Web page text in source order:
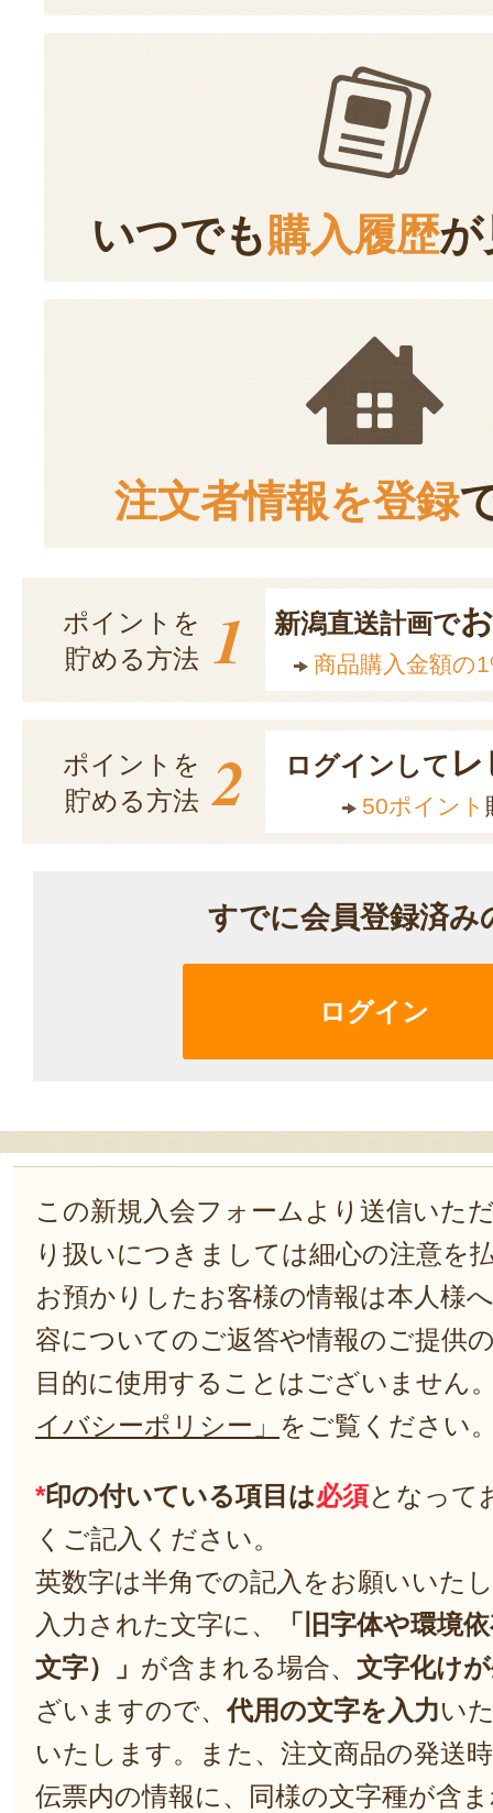
いつでも購入履歴が
注文者情報を登録
ポイントを
貯める方法 1 新潟直送計画で
商品購入金額の
ポイントを
貯める方法 2 ログインして
50ポイント
すでに会員登録済み
ログイン
この新規入会フォームより送信いた
り扱いにつきましては細心の注意を
お預かりしたお客様の情報は本人様
容についてのご返答や情報のご提供
目的に使用することはございません
イバシーポリシー」 をご覧ください
*印の付いている項目は必須となって
くご記入ください。
英数字は半角での記入をお願いいた
入力された文字に、
「旧字体や環境
文字）」 が含まれる場合、 文字化け
ざいますので、代用の文字を入力い
いたします。また、注文商品の発送
伝票内の情報に、同様の文字種が含